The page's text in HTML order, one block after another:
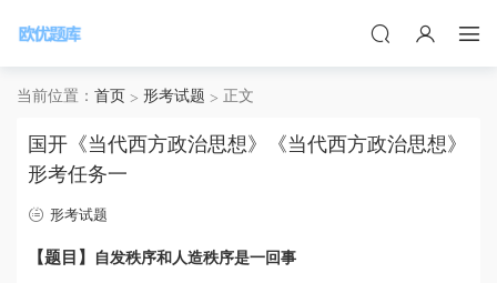
当前位置： 首页 形考试题 正文
国开《当代西方政治思想》《当代西方政治思想》
形考任务一
形考试题
【题目】 自发秩序和人造秩序是一回事